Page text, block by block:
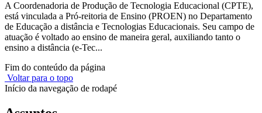
A Coordenadoria de Produção de Tecnologia Educacional (CPTE),
está vinculada a Pró-reitoria de Ensino (PROEN) no Departamento
de Educação a distância e Tecnologias Educacionais. Seu campo de
atuação é voltado ao ensino de maneira geral, auxiliando tanto o
ensino a distância (e-Tec...
Fim do conteúdo da página
Voltar para o topo
Início da navegação de rodapé